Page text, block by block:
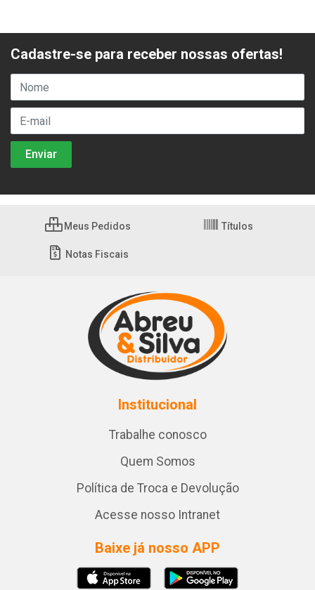
Cadastre-se para receber nossas ofertas!
Meus Pedidos Títulos
Notas Fiscais
Institucional
Trabalhe conosco
Quem Somos
Política de Troca e Devolução
Acesse nosso Intranet
Baixe já nosso APP